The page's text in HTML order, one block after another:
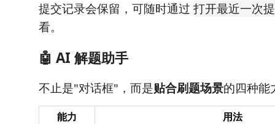
提交记录会保留，可随时通过 打开最近一次
看。
🤖 AI 解题助手
不止是"对话框"，而是贴合刷题场景的四种能
能力 用法